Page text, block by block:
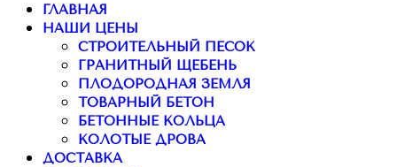
ГЛАВНАЯ
НАШИ ЦЕНЫ
СТРОИТЕЛЬНЫЙ ПЕСОК
ГРАНИТНЫЙ ЩЕБЕНЬ
ПЛОДОРОДНАЯ ЗЕМЛЯ
ТОВАРНЫЙ БЕТОН
БЕТОННЫЕ КОЛЬЦА
КОЛОТЫЕ ДРОВА
ДОСТАВКА